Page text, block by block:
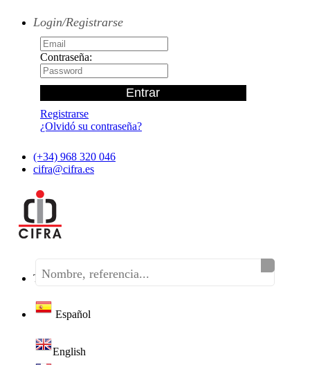
Login/Registrarse
Contraseña:
Registrarse
¿Olvidó su contraseña?
(+34) 968 320 046
cifra@cifra.es
Teléfono:(+34) 968 320 046
Español
English